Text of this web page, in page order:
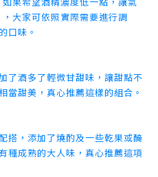
大家可依照實際需要進行調
口味。
了酒多了輕微甘甜味，讓甜點不
當甜美，真心推薦這樣的組合。
搭，添加了燒酌及一些乾果或醃
種成熟的大人味，真心推薦這項